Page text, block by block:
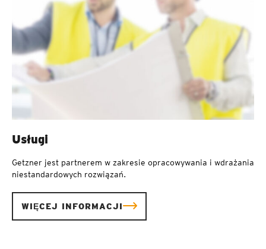
Usługi
Getzner jest partnerem w zakresie opracowywania i wdrażania
niestandardowych rozwiązań.
WIĘCEJ INFORMACJI